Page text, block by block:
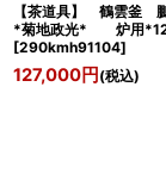
【茶道具】 鶴雲釜
*菊地政光* 炉用
[290kmh91104]
127,000円 (税込)